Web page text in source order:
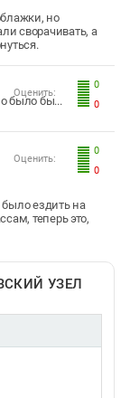
но
сворачивать, а
0
0
Оценить:
было бы...
0
0
Оценить:
ездить на
теперь это,
УЗЕЛ